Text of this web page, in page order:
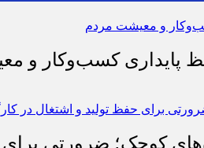
پایداری کسب‌وکار و